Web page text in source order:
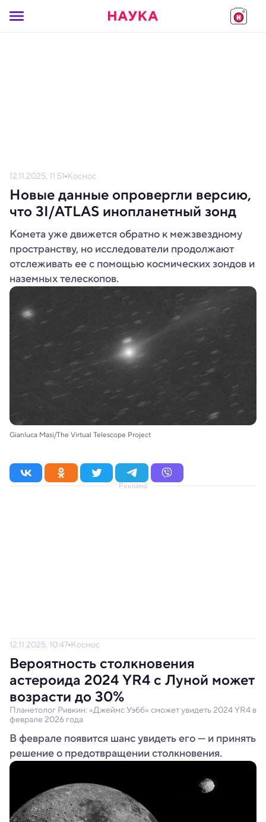
12.11.2025, 11:51 Космос
Новые данные опровергли версию,
что 3I/ATLAS инопланетный зонд
Комета уже движется обратно к межзвездному
пространству, но исследователи продолжают
отслеживать ее с помощью космических зондов и
наземных телескопов.
Gianluca Masi/The Virtual Telescope Project
Реклама
12.11.2025, 10:47 Космос
Вероятность столкновения
астероида 2024 YR4 с Луной может
возрасти до 30%
Планетолог Ривкин: «Джеймс Уэбб» сможет увидеть 2024 YR4 в
феврале 2026 года
В феврале появится шанс увидеть его — и принять
решение о предотвращении столкновения.